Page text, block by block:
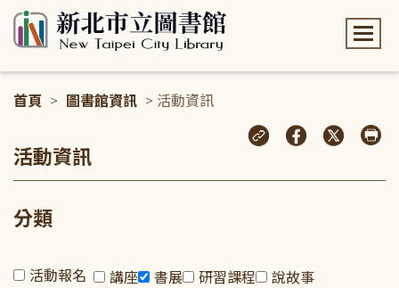
首頁 > 圖書館資訊 > 活動資訊
活動資訊
分類
活動報名 講座 書展 研習課程
說故事